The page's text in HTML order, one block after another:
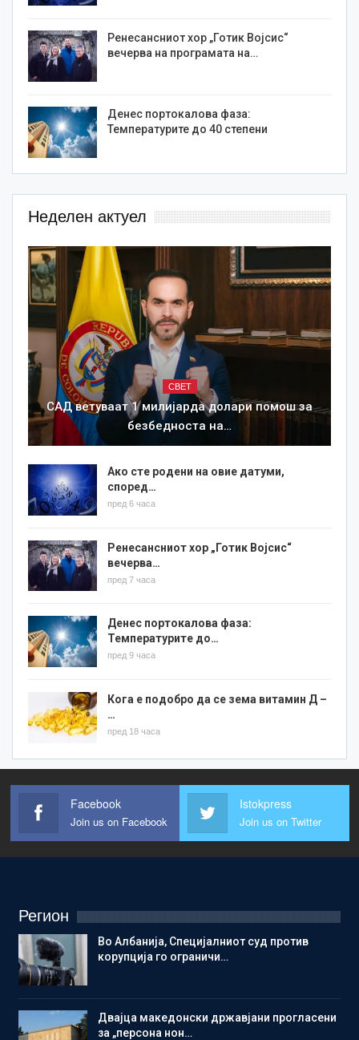
Ренесансниот хор „Готик Војсис“
вечерва на програмата на…
Денес портокалова фаза:
Температурите до 40 степени
Неделен актуел
СВЕТ
САД ветуваат 1 милијарда долари помош за
безбедноста на…
Ако сте родени на овие датуми,
според…
пред 6 часа
Ренесансниот хор „Готик Војсис“
вечерва…
пред 7 часа
Денес портокалова фаза:
Температурите до…
пред 9 часа
Кога е подобро да се зема витамин Д –
…
пред 18 часа
Facebook
Join us on Facebook
Istokpress
Join us on Twitter
Регион
Во Албанија, Специјалниот суд против
корупција го ограничи…
Двајца македонски државјани прогласени
за „персона нон…